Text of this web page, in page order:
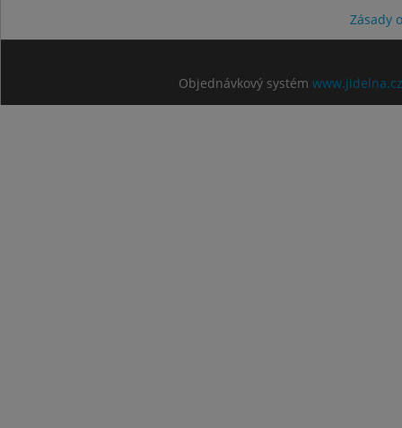
Zásady
Objednávkový systém www.jidelna.cz